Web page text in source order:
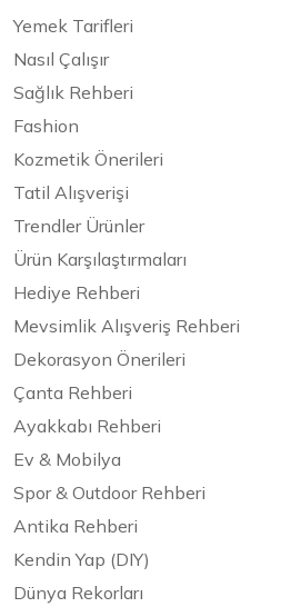
Yemek Tarifleri
Nasıl Çalışır
Sağlık Rehberi
Fashion
Kozmetik Önerileri
Tatil Alışverişi
Trendler Ürünler
Ürün Karşılaştırmaları
Hediye Rehberi
Mevsimlik Alışveriş Rehberi
Dekorasyon Önerileri
Çanta Rehberi
Ayakkabı Rehberi
Ev & Mobilya
Spor & Outdoor Rehberi
Antika Rehberi
Kendin Yap (DIY)
Dünya Rekorları